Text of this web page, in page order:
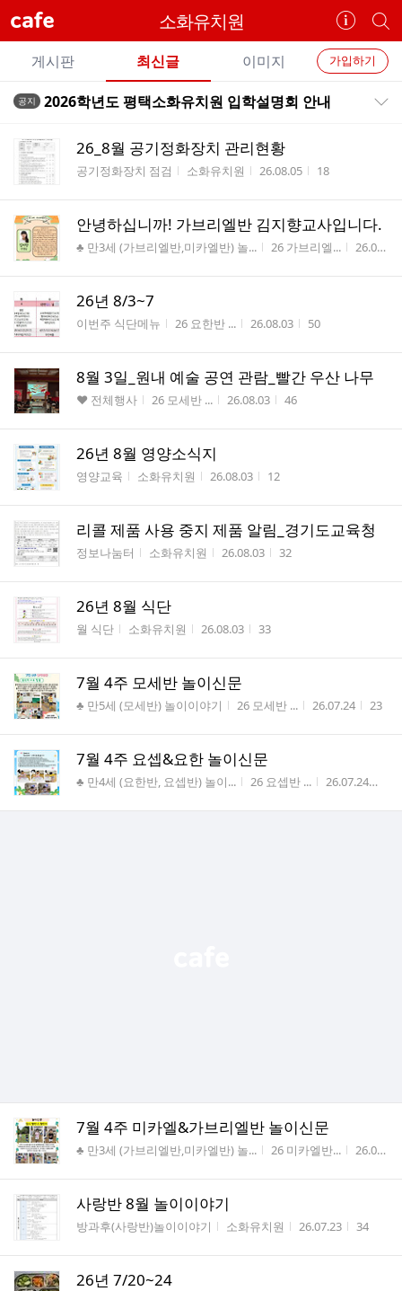
cafe 소화유치원
카
페
정
보
개
별
카
페
검
카
뉴
가입하기
게시판 최신글 이미지
전
트
공지 2026학년도 평택소화유치원 입학설명회 안내
26_8월 공기정화장치 관리현황
게시판명
공기정화장치 점검 작성자
소화유치원 작성시간
26.08.05 조회수
18
안녕하십니까! 가브리엘반 김지향교사입니다.
게시판명
♣ 만3세 (가브리엘반,미카엘반) 놀... 작성자
26 가브리엘... 작성시간
26.08.03
26년 8/3~7
게시판명
이번주 식단메뉴 작성자
26 요한반 ... 작성시간
26.08.03 조회수
50
8월 3일_원내 예술 공연 관람_빨간 우산 나무
게시판명
♥ 전체행사 작성자
26 모세반 ... 작성시간
26.08.03 조회수
46
26년 8월 영양소식지
게시판명
영양교육 작성자
소화유치원 작성시간
26.08.03 조회수
12
리콜 제품 사용 중지 제품 알림_경기도교육청
게시판명
정보나눔터 작성자
소화유치원 작성시간
26.08.03 조회수
32
26년 8월 식단
게시판명
월 식단 작성자
소화유치원 작성시간
26.08.03 조회수
33
7월 4주 모세반 놀이신문
게시판명
♣ 만5세 (모세반) 놀이이야기 작성자
26 모세반 ... 작성시간
26.07.24 조회
23
7월 4주 요셉&요한 놀이신문
게시판명
♣ 만4세 (요한반, 요셉반) 놀이... 작성자
26 요셉반 ... 작성시간
26.07.24
7월 4주 미카엘&가브리엘반 놀이신문
게시판명
♣ 만3세 (가브리엘반,미카엘반) 놀... 작성자
26 미카엘반... 작성시간
26.07.24
사랑반 8월 놀이이야기
게시판명
방과후(사랑반)놀이이야기 작성자
소화유치원 작성시간
26.07.23 조회수
34
26년 7/20~24